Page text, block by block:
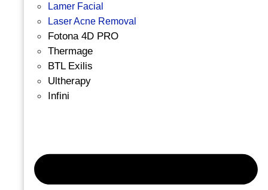
Lamer Facial
Laser Acne Removal
Fotona 4D PRO
Thermage
BTL Exilis
Ultherapy
Infini